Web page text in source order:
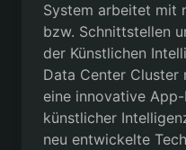
System arbeitet mit
bzw. Schnittstellen
der Künstlichen
Data Center Cluster
eine innovative
künstlicher
neu entwickelte